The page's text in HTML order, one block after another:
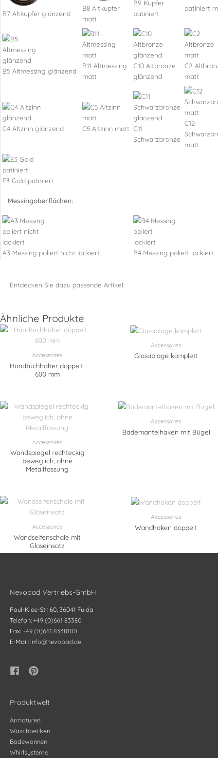
B7 Altkupfer glänzend
B8 Altkupfer
matt
B9 Kupfer
patiniert
patiniert
B5 Altmessing glänzend
B11 Altmessing
matt
C10 Altbronze
glänzend
C2
matt
C4 Altzinn glänzend C5 Altzinn matt C11
Schwarzbronze
C12
matt
E3 Gold patiniert
Messingoberflächen:
A3 Messing poliert nicht lackiert B4 Messing poliert lackiert
Entdecken Sie dazu passende Artikel:
Ähnliche Produkte
Accessoires
Handtuchhalter doppelt,
600 mm
Accessoires
Glasablage komplett
Accessoires
Wandspiegel rechteckig
beweglich, ohne
Metallfassung
Accessoires
Bademantelhaken mit Bügel
Accessoires
Wandseifenschale mit
Glaseinsatz
Accessoires
Wandhaken doppelt
Nevobad Vertriebs-GmbH
Paul-Klee-Str. 60, 36041 Fulda
Telefon:+49 (0)661 83380
Fax:+49 (0)661 8338100
E-Mail: info@nevobad.de
Produktwelt
Armaturen
Waschbecken
Badewannen
Whirlsysteme